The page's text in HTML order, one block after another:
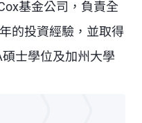
基金公司，負責全
的投資經驗，並取得
士學位及加州大學